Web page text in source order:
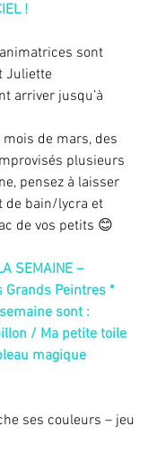
!
sont
Juliette
arriver jusqu’à
de mars, des
plusieurs
pensez à laisser
de bain/lycra et
de vos petits 😊
SEMAINE –
Grands Peintres *
sont :
/ Ma petite toile
magique
ses couleurs – jeu